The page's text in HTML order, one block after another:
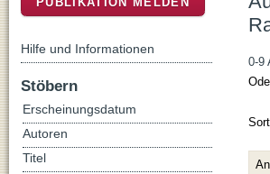
0-9
Hilfe und Informationen
Stöbern
Erscheinungsdatum
Autoren
Titel